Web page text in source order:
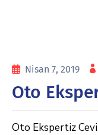
Nisan 7, 2019
Oto
Oto Ekspertiz